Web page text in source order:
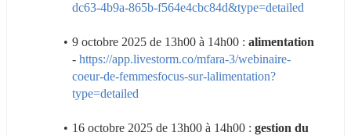
dc63-4b9a-865b-f564e4cbc84d&type=detailed
9 octobre 2025 de 13h00 à 14h00 :
- https://app.livestorm.co/mfara-3/webinaire-
coeur-de-femmesfocus-sur-lalimentation?
type=detailed
16 octobre 2025 de 13h00 à 14h00 : gestion du